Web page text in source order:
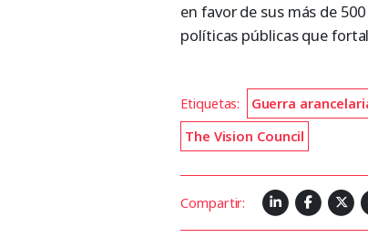
en favor de sus más de
políticas públicas que
Etiquetas: Guerra
The Vision Council
Compartir: